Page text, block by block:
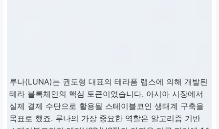
루나(LUNA)는 권도형 대표의 테라폼 랩스에 의해 개발된
테라 블록체인의 핵심 토큰이었습니다. 아시아 시장에서
실제 결제 수단으로 활용될 스테이블코인 생태계 구축을
목표로 했죠. 루나의 가장 중요한 역할은 알고리즘 기반